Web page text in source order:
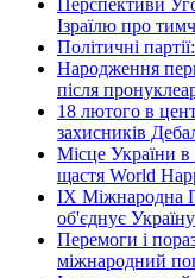
Ізраїлю про
Політичні
Народження
після
18 лютого в
захисників
Місце України в
щастя World
ІХ Міжнародна
об'єднує
Перемоги і
міжнародний